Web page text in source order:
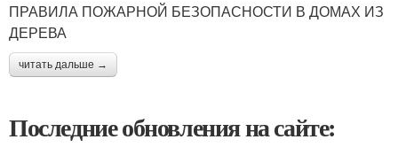
ПРАВИЛА ПОЖАРНОЙ БЕЗОПАСНОСТИ В ДОМАХ ИЗ
ДЕРЕВА
читать дальше →
Последние обновления на сайте: